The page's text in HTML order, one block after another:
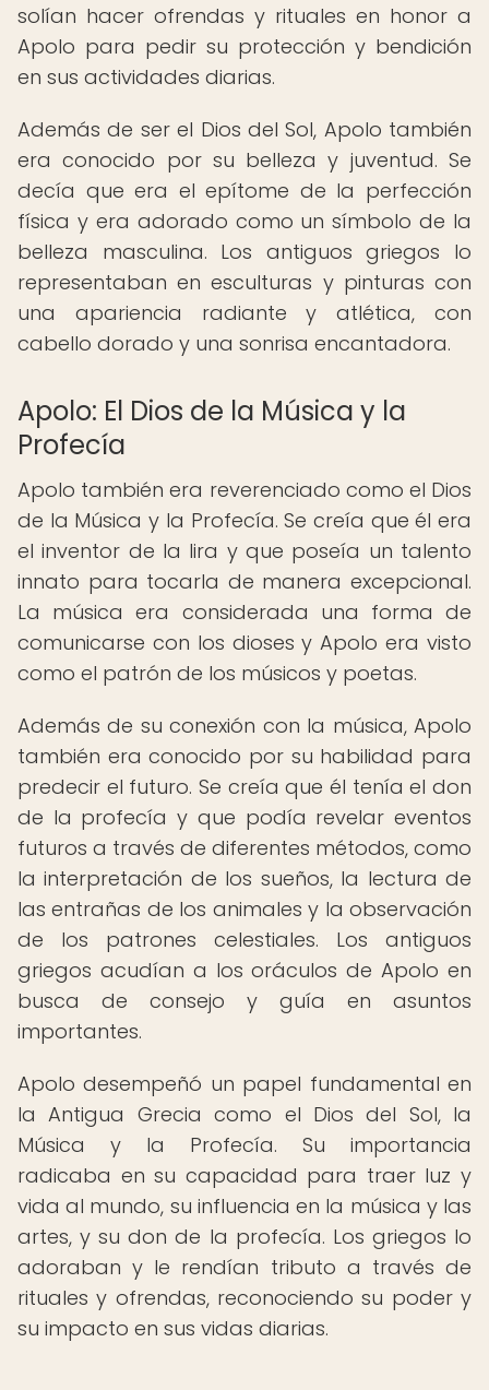
solían hacer ofrendas y rituales en honor a
Apolo para pedir su protección y bendición
en sus actividades diarias.
Además de ser el Dios del Sol, Apolo también
era conocido por su belleza y juventud. Se
decía que era el epítome de la perfección
física y era adorado como un símbolo de la
belleza masculina. Los antiguos griegos lo
representaban en esculturas y pinturas con
una apariencia radiante y atlética, con
cabello dorado y una sonrisa encantadora.
Apolo: El Dios de la Música y la
Profecía
Apolo también era reverenciado como el Dios
de la Música y la Profecía. Se creía que él era
el inventor de la lira y que poseía un talento
innato para tocarla de manera excepcional.
La música era considerada una forma de
comunicarse con los dioses y Apolo era visto
como el patrón de los músicos y poetas.
Además de su conexión con la música, Apolo
también era conocido por su habilidad para
predecir el futuro. Se creía que él tenía el don
de la profecía y que podía revelar eventos
futuros a través de diferentes métodos, como
la interpretación de los sueños, la lectura de
las entrañas de los animales y la observación
de los patrones celestiales. Los antiguos
griegos acudían a los oráculos de Apolo en
busca de consejo y guía en asuntos
importantes.
Apolo desempeñó un papel fundamental en
la Antigua Grecia como el Dios del Sol, la
Música y la Profecía. Su importancia
radicaba en su capacidad para traer luz y
vida al mundo, su influencia en la música y las
artes, y su don de la profecía. Los griegos lo
adoraban y le rendían tributo a través de
rituales y ofrendas, reconociendo su poder y
su impacto en sus vidas diarias.